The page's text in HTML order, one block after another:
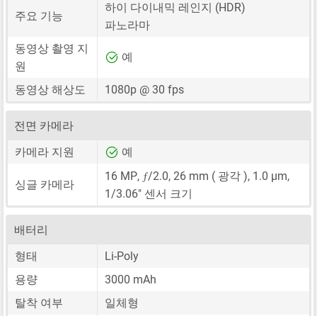
주요 기능
하이 다이내믹 레인지 (HDR)
파노라마
동영상 촬영 지
원
예
동영상 해상도 1080p @ 30 fps
전면 카메라
카메라 지원
예
싱글 카메라
16 MP, ƒ/2.0, 26 mm ( 광각 ), 1.0 μm,
1/3.06" 센서 크기
배터리
형태
Li-Poly
용량
3000 mAh
탈착 여부
일체형